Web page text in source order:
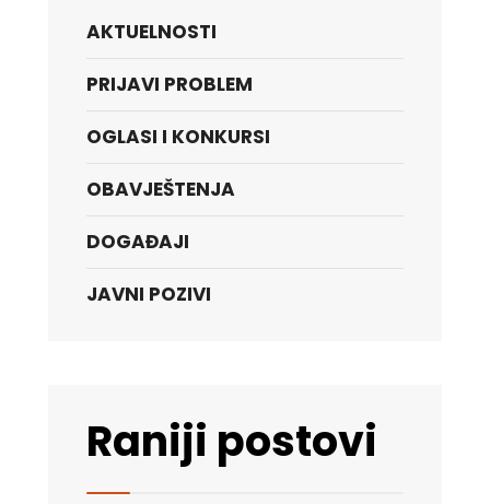
AKTUELNOSTI
PRIJAVI PROBLEM
OGLASI I KONKURSI
OBAVJEŠTENJA
DOGAĐAJI
JAVNI POZIVI
Raniji postovi